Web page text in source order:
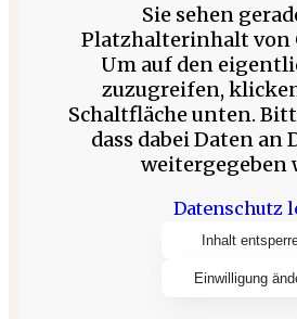
Sie sehen
Platzhalterinhalt von
Um auf den
zuzugreifen,
Schaltfläche unten.
dass dabei Daten
weitergegeben
Datenschutz
Inhalt
Einwilligung